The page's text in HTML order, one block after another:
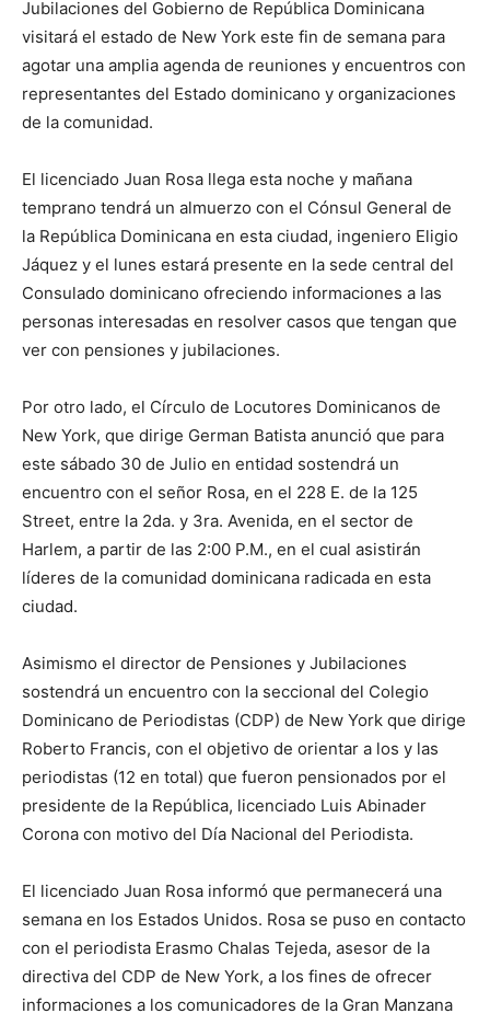
Jubilaciones del Gobierno de República Dominicana
visitará el estado de New York este fin de semana para
agotar una amplia agenda de reuniones y encuentros con
representantes del Estado dominicano y organizaciones
de la comunidad.
El licenciado Juan Rosa llega esta noche y mañana
temprano tendrá un almuerzo con el Cónsul General de
la República Dominicana en esta ciudad, ingeniero Eligio
Jáquez y el lunes estará presente en la sede central del
Consulado dominicano ofreciendo informaciones a las
personas interesadas en resolver casos que tengan que
ver con pensiones y jubilaciones.
Por otro lado, el Círculo de Locutores Dominicanos de
New York, que dirige German Batista anunció que para
este sábado 30 de Julio en entidad sostendrá un
encuentro con el señor Rosa, en el 228 E. de la 125
Street, entre la 2da. y 3ra. Avenida, en el sector de
Harlem, a partir de las 2:00 P.M., en el cual asistirán
líderes de la comunidad dominicana radicada en esta
ciudad.
Asimismo el director de Pensiones y Jubilaciones
sostendrá un encuentro con la seccional del Colegio
Dominicano de Periodistas (CDP) de New York que dirige
Roberto Francis, con el objetivo de orientar a los y las
periodistas (12 en total) que fueron pensionados por el
presidente de la República, licenciado Luis Abinader
Corona con motivo del Día Nacional del Periodista.
El licenciado Juan Rosa informó que permanecerá una
semana en los Estados Unidos. Rosa se puso en contacto
con el periodista Erasmo Chalas Tejeda, asesor de la
directiva del CDP de New York, a los fines de ofrecer
informaciones a los comunicadores de la Gran Manzana